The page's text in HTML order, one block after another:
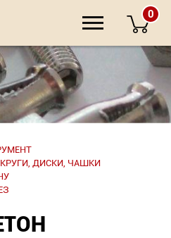
0
КРУГИ, ДИСКИ, ЧАШКИ